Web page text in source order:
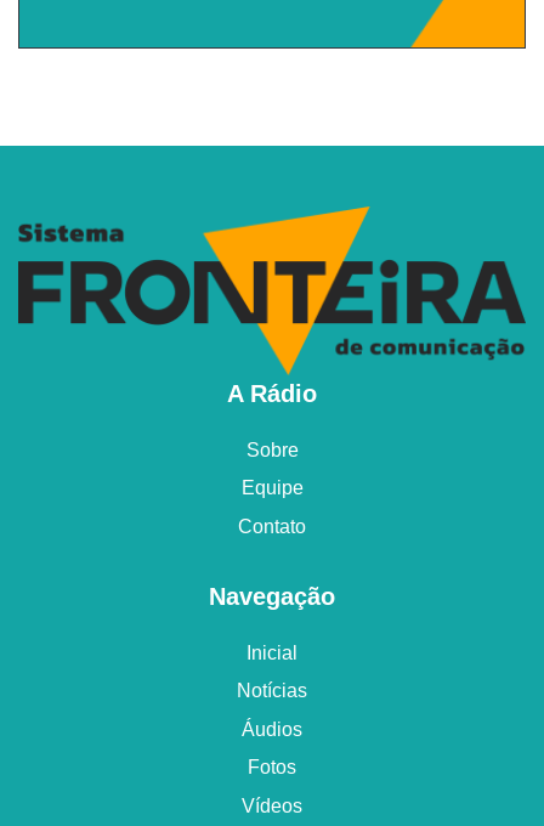
Navegação
Inicial
Notícias
Áudios
Fotos
Vídeos
A Rádio
Sobre
Equipe
Contato